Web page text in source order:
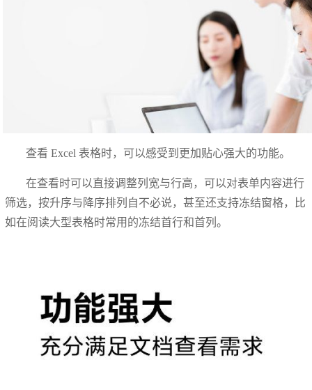
查看 Excel 表格时，可以感受到更加贴心强大的功能。
在查看时可以直接调整列宽与行高，可以对表单内容进行
筛选，按升序与降序排列自不必说，甚至还支持冻结窗格，比
如在阅读大型表格时常用的冻结首行和首列。